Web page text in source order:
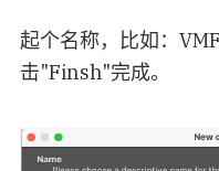
起个名称，比如：
击"Finsh"完成。